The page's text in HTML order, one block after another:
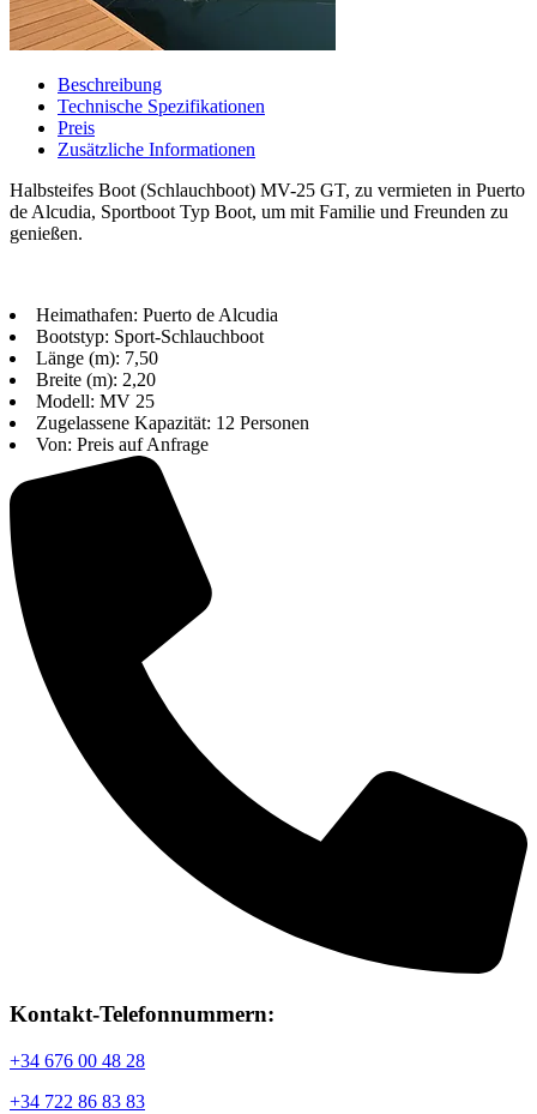
Beschreibung
Technische Spezifikationen
Preis
Zusätzliche Informationen
Halbsteifes Boot (Schlauchboot) MV-25 GT, zu vermieten in Puerto
de Alcudia, Sportboot Typ Boot, um mit Familie und Freunden zu
genießen.
Heimathafen: Puerto de Alcudia
Bootstyp: Sport-Schlauchboot
Länge (m): 7,50
Breite (m): 2,20
Modell: MV 25
Zugelassene Kapazität: 12 Personen
Von: Preis auf Anfrage
Kontakt-Telefonnummern:
+34 676 00 48 28
+34 722 86 83 83